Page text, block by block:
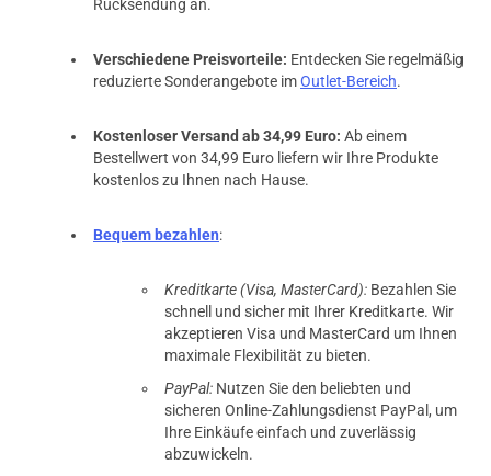
Rücksendung an.
Verschiedene Preisvorteile: Entdecken Sie regelmäßig
reduzierte Sonderangebote imOutlet-Bereich.
Kostenloser Versand ab 34,99 Euro: Ab einem
Bestellwert von 34,99 Euro liefern wir Ihre Produkte
kostenlos zu Ihnen nach Hause.
Bequem bezahlen:
Kreditkarte (Visa, MasterCard): Bezahlen Sie
schnell und sicher mit Ihrer Kreditkarte. Wir
akzeptieren Visa und MasterCard um Ihnen
maximale Flexibilität zu bieten.
PayPal: Nutzen Sie den beliebten und
sicheren Online-Zahlungsdienst PayPal, um
Ihre Einkäufe einfach und zuverlässig
abzuwickeln.